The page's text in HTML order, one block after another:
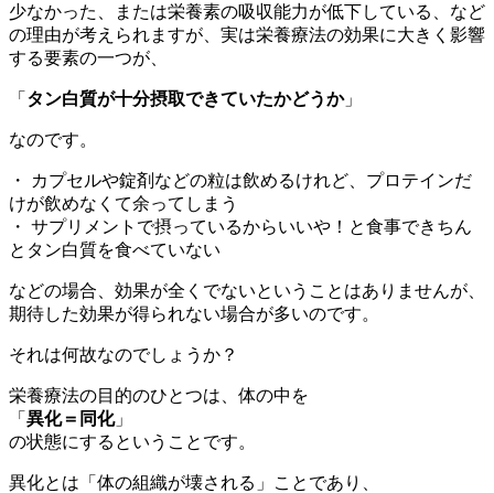
少なかった、または栄養素の吸収能力が低下している、など
の理由が考えられますが、実は栄養療法の効果に大きく影響
する要素の一つが、
「 タン白質が十分摂取できていたかどうか」
なのです。
・ カプセルや錠剤などの粒は飲めるけれど、プロテインだ
けが飲めなくて余ってしまう
・ サプリメントで摂っているからいいや！と食事できちん
とタン白質を食べていない
などの場合、効果が全くでないということはありませんが、
期待した効果が得られない場合が多いのです。
それは何故なのでしょうか？
栄養療法の目的のひとつは、体の中を
「 異化＝同化」
の状態にするということです。
異化とは「 体の組織が壊される 」ことであり、